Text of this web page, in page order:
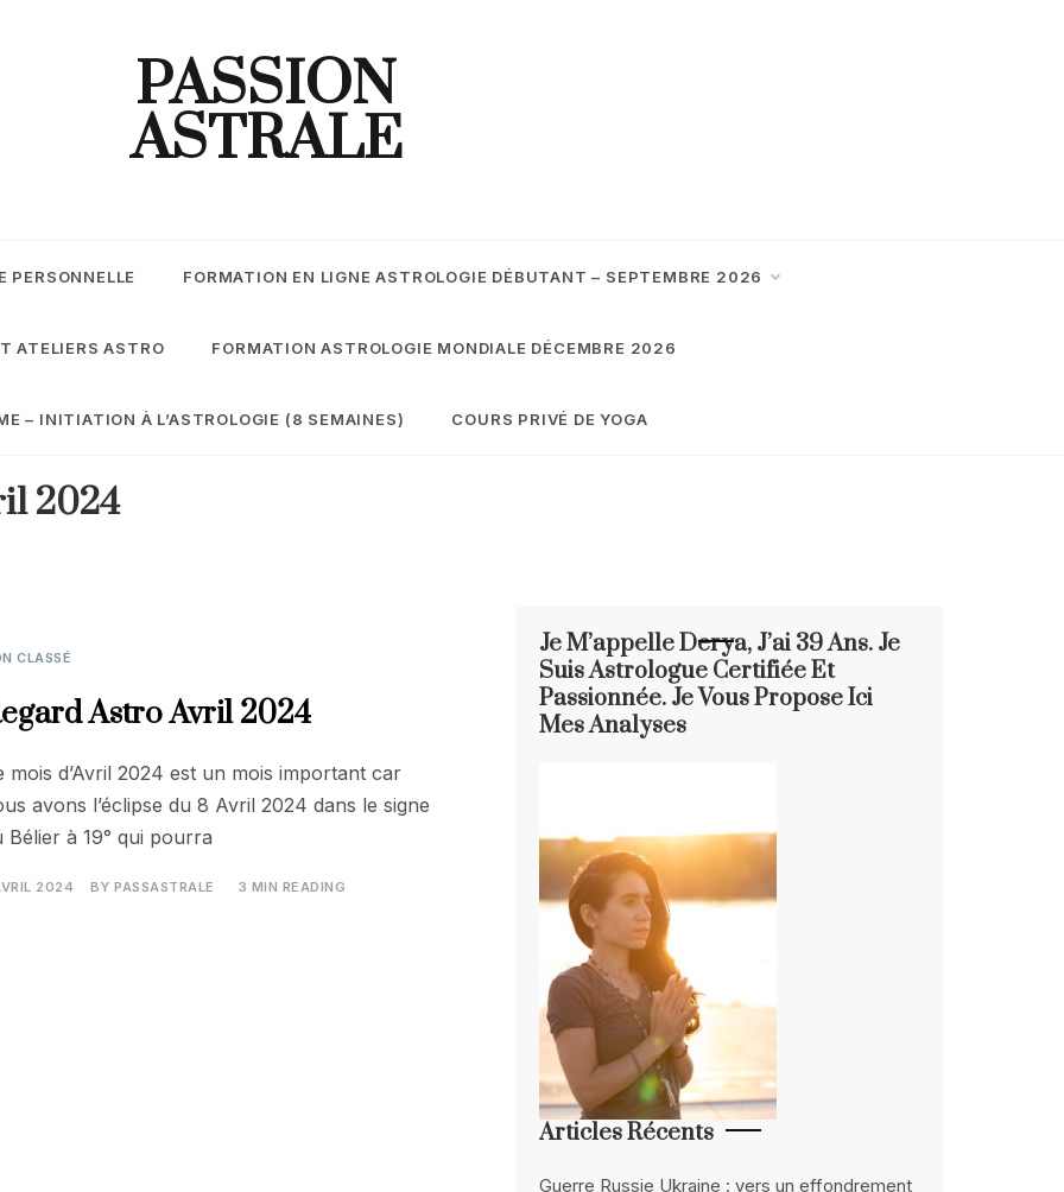
PASSION
ASTRALE
PERSONNELLE FORMATION EN LIGNE ASTROLOGIE DÉBUTANT – SEPTEMBRE 2026
ATELIERS ASTRO FORMATION ASTROLOGIE MONDIALE DÉCEMBRE 2026
– INITIATION À L’ASTROLOGIE (8 SEMAINES) COURS PRIVÉ DE YOGA
2024
CLASSÉ
Astro Avril 2024
mois d’Avril 2024 est un mois important car
avons l’éclipse du 8 Avril 2024 dans le signe
Bélier à 19° qui pourra
2024 BY PASSASTRALE 3 MIN READING
Je M’appelle Derya, J’ai 39 Ans. Je
Suis Astrologue Certifiée Et
Passionnée. Je Vous Propose Ici
Mes Analyses
Articles Récents
Guerre Russie Ukraine : vers un effondrement